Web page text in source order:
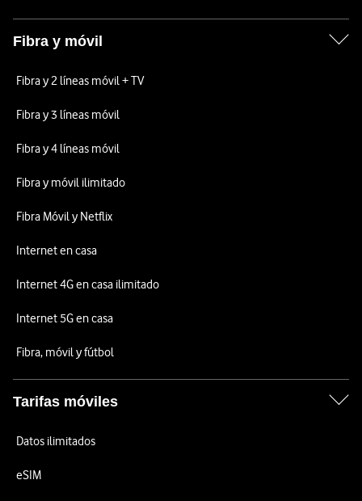
Fibra y móvil
Fibra y 2 líneas móvil + TV
Fibra y 3 líneas móvil
Fibra y 4 líneas móvil
Fibra y móvil ilimitado
Fibra Móvil y Netflix
Internet en casa
Internet 4G en casa ilimitado
Internet 5G en casa
Fibra, móvil y fútbol
Tarifas móviles
Datos ilimitados
eSIM